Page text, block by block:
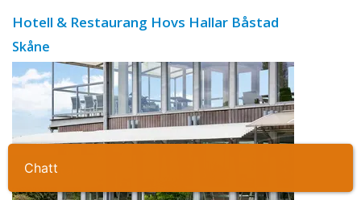
Ta kontakt
Hotell & Restaurang Hovs Hallar Båstad
Skåne